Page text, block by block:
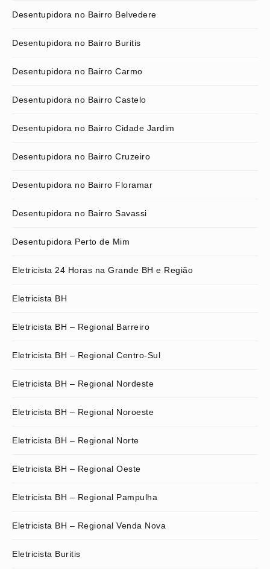
Desentupidora no Bairro Belvedere
Desentupidora no Bairro Buritis
Desentupidora no Bairro Carmo
Desentupidora no Bairro Castelo
Desentupidora no Bairro Cidade Jardim
Desentupidora no Bairro Cruzeiro
Desentupidora no Bairro Floramar
Desentupidora no Bairro Savassi
Desentupidora Perto de Mim
Eletricista 24 Horas na Grande BH e Região
Eletricista BH
Eletricista BH – Regional Barreiro
Eletricista BH – Regional Centro-Sul
Eletricista BH – Regional Nordeste
Eletricista BH – Regional Noroeste
Eletricista BH – Regional Norte
Eletricista BH – Regional Oeste
Eletricista BH – Regional Pampulha
Eletricista BH – Regional Venda Nova
Eletricista Buritis